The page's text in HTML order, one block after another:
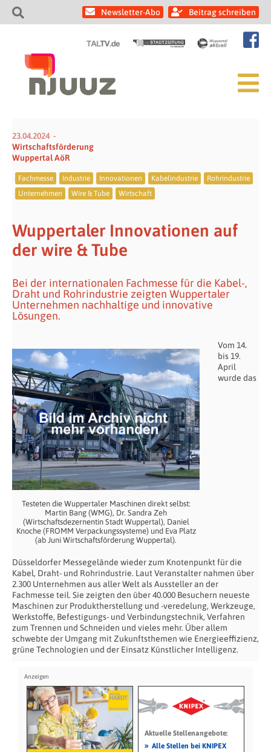
Newsletter-Abo Beitrag schreiben
23.04.2024
Wirtschaftsförderung
Wuppertal AöR
Fachmesse Industrie Innovationen Kabelindustrie
Rohrindustrie
Unternehmen
Wire & Tube Wirtschaft
Wuppertaler Innovationen auf
der wire & Tube
Bei der internationalen Fachmesse für die Kabel-,
Draht und Rohrindustrie zeigten Wuppertaler
Unternehmen nachhaltige und innovative
Lösungen.
Testeten die Wuppertaler Maschinen direkt selbst:
Martin Bang (WMG), Dr. Sandra Zeh
(Wirtschaftsdezernentin Stadt Wuppertal), Daniel
Knoche (FROMM Verpackungssysteme) und Eva Platz
(ab Juni Wirtschaftsförderung Wuppertal).
Vom 14.
bis 19.
April
wurde das
Düsseldorfer Messegelände wieder zum Knotenpunkt für die
Kabel, Draht- und Rohrindustrie. Laut Veranstalter nahmen über
2.300 Unternehmen aus aller Welt als Aussteller an der
Fachmesse teil. Sie zeigten den über 40.000 Besuchern neueste
Maschinen zur Produktherstellung und -veredelung, Werkzeuge,
Werkstoffe, Befestigungs- und Verbindungstechnik, Verfahren
zum Trennen und Schneiden und vieles mehr. Über allem
schwebte der Umgang mit Zukunftsthemen wie Energieeffizienz,
grüne Technologien und der Einsatz Künstlicher Intelligenz.
Aktuelle Stellenangebote:
» Alle Stellen bei KNIPEX